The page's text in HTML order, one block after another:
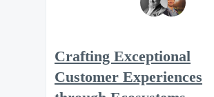
Crafting Exceptional
Customer Experiences